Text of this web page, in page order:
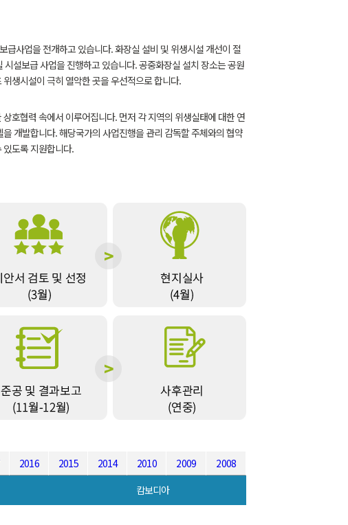
사업을 전개하고 있습니다. 화장실 설비 및 위생시설 개선이 절
설보급 사업을 진행하고 있습니다. 공중화장실 설치 장소는 공원
생시설이 극히 열악한 곳을 우선적으로 합니다.
호협력 속에서 이루어집니다. 먼저 각 지역의 위생실태에 대한 연
개발합니다. 해당국가의 사업진행을 관리 감독할 주체와의 협약
도록 지원합니다.
2016 2015 2014 2010 2009
2008
캄보디아